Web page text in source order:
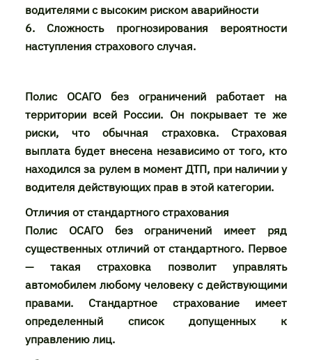
водителями с высоким риском аварийности
6. Сложность прогнозирования вероятности
наступления страхового случая.
Полис ОСАГО без ограничений работает на
территории всей России. Он покрывает те же
риски, что обычная страховка. Страховая
выплата будет внесена независимо от того, кто
находился за рулем в момент ДТП, при наличии у
водителя действующих прав в этой категории.
Отличия от стандартного страхования
Полис ОСАГО без ограничений имеет ряд
существенных отличий от стандартного. Первое
— такая страховка позволит управлять
автомобилем любому человеку с действующими
правами. Стандартное страхование имеет
определенный список допущенных к
управлению лиц.